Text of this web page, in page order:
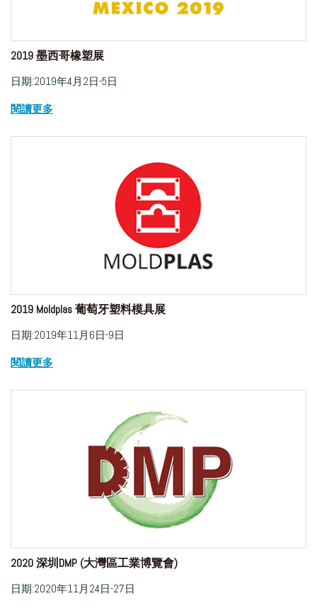
2019 墨西哥橡塑展
日期:2019年4月2日-5日
閱讀更多
2019 Moldplas 葡萄牙塑料模具展
日期:2019年11月6日-9日
閱讀更多
2020 深圳DMP (大灣區工業博覽會)
日期:2020年11月24日-27日